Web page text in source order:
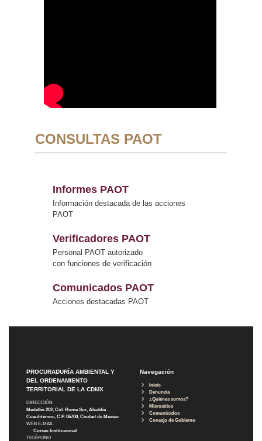
CONSULTAS PAOT
Informes PAOT
Información destacada de las acciones
PAOT
Verificadores PAOT
Personal PAOT autorizado
con funciones de verificación
Comunicados PAOT
Acciones destacadas PAOT
PROCURADURÍA AMBIENTAL Y
DEL ORDENAMIENTO
TERRITORIAL DE LA CDMX
DIRECCIÓN
Medellín 202, Col. Roma Sur, Alcaldía
Cuauhtémoc, C.P. 06700, Ciudad de México
WEB E-MAIL
Correo Institucional
TELÉFONO
Navegación
Inicio
Denuncia
¿Quiénes somos?
Micrositios
Comunicados
Consejo de Gobierno